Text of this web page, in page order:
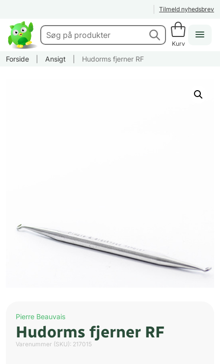
Tilmeld nyhedsbrev
Kurv
Forside Ansigt Hudorms fjerner RF
Pierre Beauvais
Hudorms fjerner RF
Varenummer (SKU): 217015